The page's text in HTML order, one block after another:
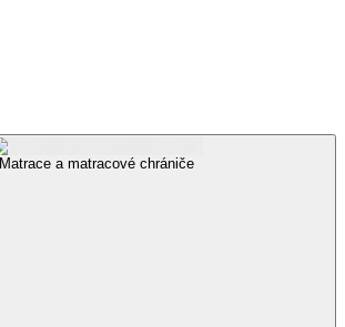
Matrace a matracové chrániče